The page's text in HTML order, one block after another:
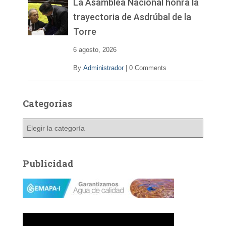
La Asamblea Nacional honra la
trayectoria de Asdrúbal de la
Torre
6 agosto, 2026
By Administrador 0 Comments
Categorías
g
o
a
Publicidad